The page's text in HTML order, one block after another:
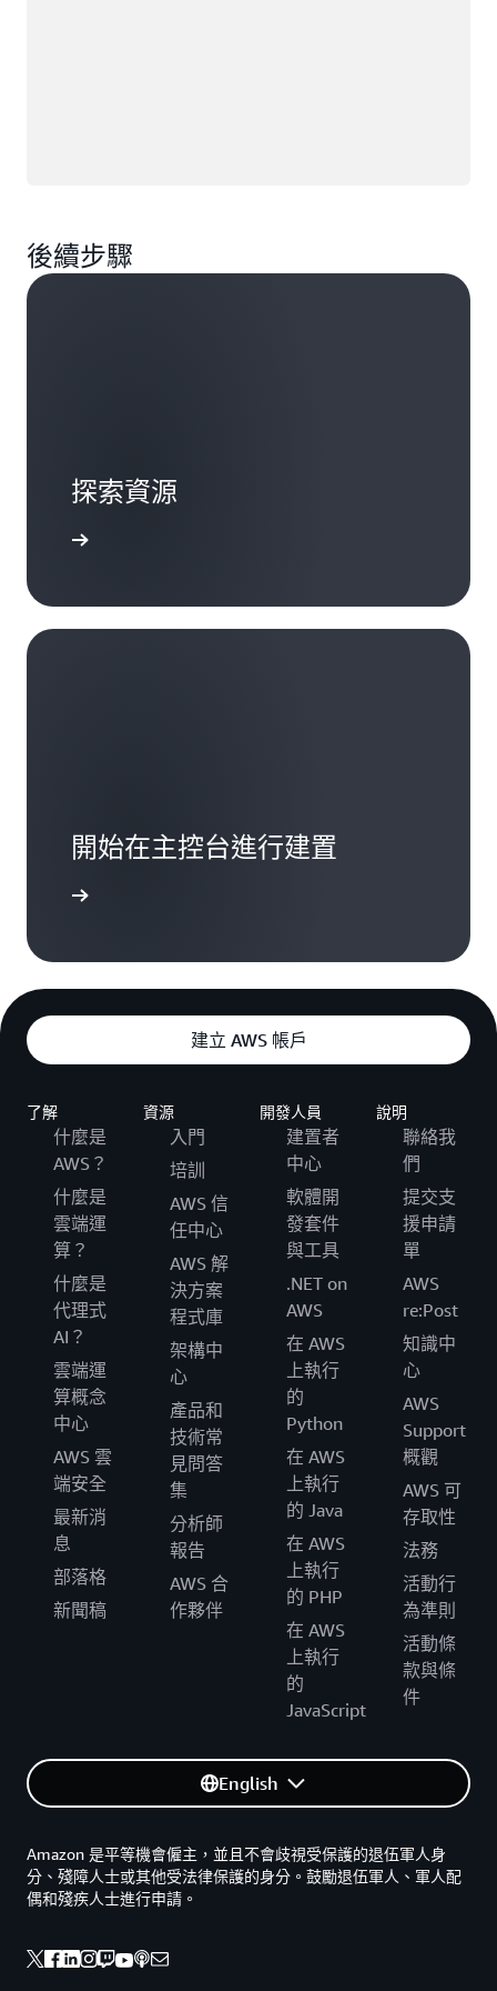
後續步驟
探索資源
開始在主控台進行建置
建立 AWS 帳戶
了解
什麼是
AWS？
什麼是
雲端運
算？
什麼是
代理式
AI？
雲端運
算概念
中心
AWS 雲
端安全
最新消
息
部落格
新聞稿
資源
入門
培訓
AWS 信
任中心
AWS 解
決方案
程式庫
架構中
心
產品和
技術常
見問答
集
分析師
報告
AWS 合
作夥伴
開發人員
建置者
中心
軟體開
發套件
與工具
.NET on
AWS
在 AWS
上執行
的
Python
在 AWS
上執行
的 Java
在 AWS
上執行
的 PHP
在 AWS
上執行
的
JavaScript
說明
聯絡我
們
提交支
援申請
單
AWS
re:Post
知識中
心
AWS
Support
概觀
AWS 可
存取性
法務
活動行
為準則
活動條
款與條
件
English
Amazon 是平等機會僱主，並且不會歧視受保護的退伍軍人身
分、殘障人士或其他受法律保護的身分。鼓勵退伍軍人、軍人配
偶和殘疾人士進行申請。